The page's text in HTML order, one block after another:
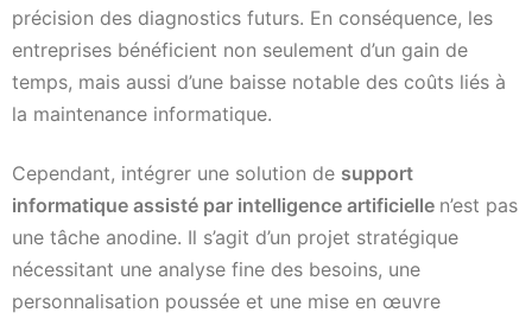
précision des diagnostics futurs. En conséquence, les
entreprises bénéficient non seulement d’un gain de
temps, mais aussi d’une baisse notable des coûts liés à
la maintenance informatique.
Cependant, intégrer une solution de support
informatique assisté par intelligence artificielle n’est pas
une tâche anodine. Il s’agit d’un projet stratégique
nécessitant une analyse fine des besoins, une
personnalisation poussée et une mise en œuvre